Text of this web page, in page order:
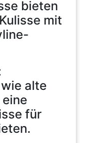
bieten
mit
alte
für